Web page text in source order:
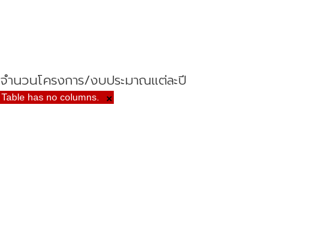
จำนวนโครงการ/งบประมาณแต่ละปี
Table has no columns. ×